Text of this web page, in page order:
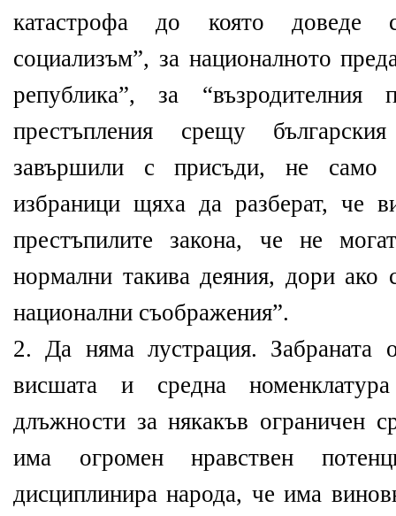
катастрофа до която доведе
социализъм”, за националното
република”, за “възродителния
престъпления срещу
завършили с присъди,не
избраници щяха да разберат, че
престъпилите закона, чене
нормални такива деяния, дори ако
национални съображения”.
2. Да няма лустрация. Забраната
висшата и средна
длъжности за някакъв ограничен
има огроменнравствен
дисциплинира народа, че има